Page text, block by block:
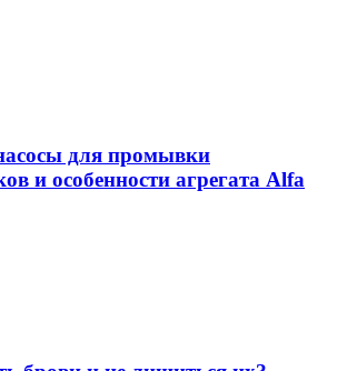
для промывки
и особенности агрегата Alfa